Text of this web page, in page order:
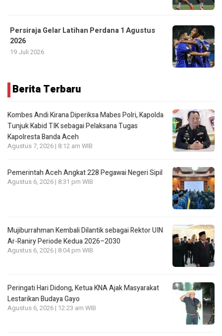
Persiraja Gelar Latihan Perdana 1 Agustus
2026
19 Juli 2026
Berita Terbaru
Kombes Andi Kirana Diperiksa Mabes Polri, Kapolda
Tunjuk Kabid TIK sebagai Pelaksana Tugas
Kapolresta Banda Aceh
Agustus 7, 2026 | 8:12 am WIB
Pemerintah Aceh Angkat 228 Pegawai Negeri Sipil
Agustus 6, 2026 | 8:31 pm WIB
Mujiburrahman Kembali Dilantik sebagai Rektor UIN
Ar-Raniry Periode Kedua 2026–2030
Agustus 6, 2026 | 8:04 pm WIB
Peringati Hari Didong, Ketua KNA Ajak Masyarakat
Lestarikan Budaya Gayo
Agustus 6, 2026 | 12:23 am WIB